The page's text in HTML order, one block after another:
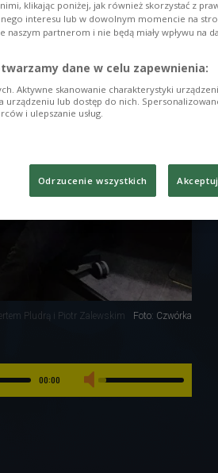
Pludrą i Piotr Zalewskim Foto: Czwórka
00:00
klikając poniżej, jak również skorzystać z
interesu lub w dowolnym momencie na
partnerom i nie będą miały wpływu na
dane w celu zapewnienia:
Aktywne skanowanie charakterystyki
lub dostęp do nich.
i ulepszanie usług.
Odrzucenie wszystkich